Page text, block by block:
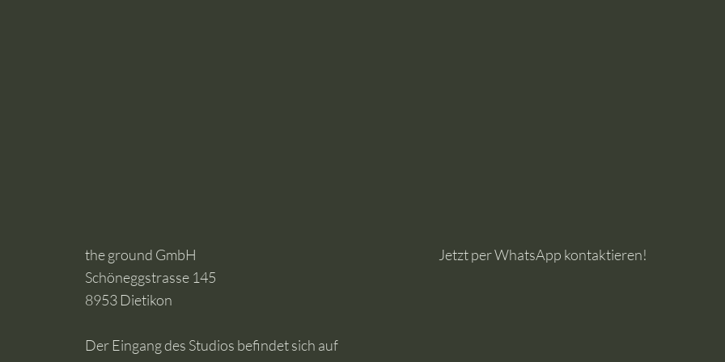
the ground GmbH
Schöneggstrasse 145
8953 Dietikon
Der Eingang des Studios befindet sich auf
Jetzt per WhatsApp kontaktieren!